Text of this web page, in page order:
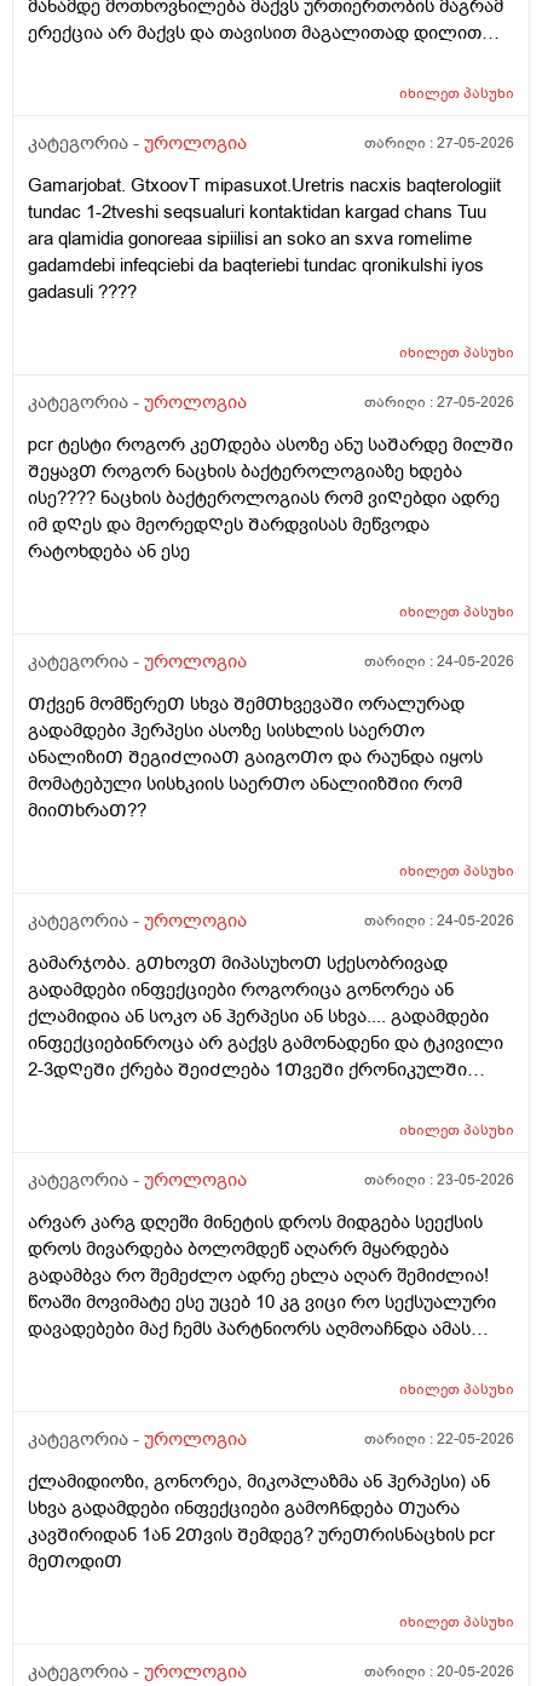
მანამდე მოთხოვნილება მაქვს ურთიერთობის მაგრამ
ერექცია არ მაქვს და თავისით მაგალითად დილით
იხილეთპასუხი
კატეგორია - უროლოგია თარიღი :27-05-2026
Gamarjobat. GtxoovT mipasuxot.Uretris nacxis baqterologiit
tundac 1-2tveshi seqsualuri kontaktidan kargad chans Tuu
ara qlamidia gonoreaa sipiilisi an soko an sxva romelime
gadamdebi infeqciebi da baqteriebi tundac qronikulshi iyos
gadasuli ????
იხილეთპასუხი
კატეგორია - უროლოგია თარიღი :27-05-2026
pcr ტესტი როგორ კეᲗდება ასოზე ანუ საᲨარდე მილᲨი
ᲨეყავᲗ როგორ ნაცხის ბაქტეროლოგიაზე ხდება
ისე???? ნაცხის ბაქტეროლოგიას რომ ვიᲦებდი ადრე
იმ დᲦეს და მეორედᲦეს Შარდვისას მეწვოდა
რატოხდება ან ესე
იხილეთპასუხი
კატეგორია - უროლოგია თარიღი :24-05-2026
Თქვენ მომწერეᲗ სხვა ᲨემᲗხვევაᲨი ორალურად
გადამდები ჰერპესი ასოზე სისხლის საერᲗო
ანალიზიᲗ ᲨეგიᲫლიაᲗ გაიგოᲗო და რაუნდა იყოს
მომატებული სისხკიის საერᲗო ანალიიზᲨიი რომ
მიიᲗხრაᲗ??
იხილეთპასუხი
კატეგორია - უროლოგია თარიღი :24-05-2026
გამარჯობა. გᲗხოვᲗ მიპასუხოᲗ სქესობრივად
გადამდები ინფექციები როგორიცა გონორეა ან
ქლამიდია ან სოკო ან ჰერპესი ან სხვა.... გადამდები
ინფექციებინროცა არ გაქვს გამონადენი და ტკივილი
2-3დᲦეᲨი ქრება ᲨეიᲫლება 1ᲗვეᲨი ქრონიკულᲨი
იხილეთპასუხი
კატეგორია - უროლოგია თარიღი :23-05-2026
არვარ კარგ დღეში მინეტის დროს მიდგება სეექსის
დროს მივარდება ბოლომდეწ აღარრ მყარდება
გადამბვა რო შემეძლო ადრე ეხლა აღარ შემიძლია!
წოაში მოვიმატე ესე უცებ 10 კგ ვიცი რო სექსუალური
დავადებები მაქ ჩემს პარტნიორს აღმოაჩნდა ამას
დამიჯდეება ანალიევი ექიმთან ვიზიდი რო ვიცოდე ამ
იხილეთპასუხი
კატეგორია - უროლოგია თარიღი :22-05-2026
ქლამიდიოზი, გონორეა, მიკოპლაზმა ან ჰერპესი) ან
სხვა გადამდები ინფექციები გამოᲩნდება Თუარა
კავᲨირიდან 1ან 2Თვის Შემდეგ? ურეᲗრისნაცხის pcr
მეᲗოდიᲗ
იხილეთპასუხი
კატეგორია - უროლოგია თარიღი :20-05-2026